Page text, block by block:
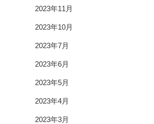
2023年11月
2023年10月
2023年7月
2023年6月
2023年5月
2023年4月
2023年3月